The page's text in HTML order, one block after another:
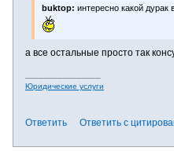
buktop: интересно какой
а все остальные просто так
Юридические услуги
Ответить Ответить с